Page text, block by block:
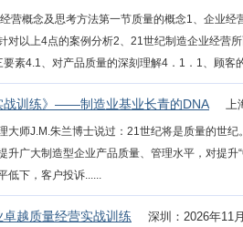
营概念及思考方法第一节质量的概念1、企业经
对以上4点的案例分析2、21世纪制造企业经营
素4.1、对产品质量的深刻理解4．1．1、顾客
战训练》——制造业基业长青的DNA 上
大师J.M.朱兰博士说过：21世纪将是质量的世
升广大制造型企业产品质量、管理水平，对提
低下，客户投诉......
越质量经营实战训练 深圳：2026年11